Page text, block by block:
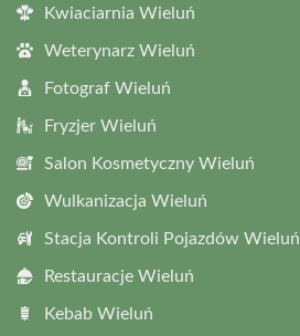
Kwiaciarnia Wieluń
Weterynarz Wieluń
Fotograf Wieluń
Fryzjer Wieluń
Salon Kosmetyczny Wieluń
Wulkanizacja Wieluń
Stacja Kontroli Pojazdów Wieluń
Restauracje Wieluń
Kebab Wieluń